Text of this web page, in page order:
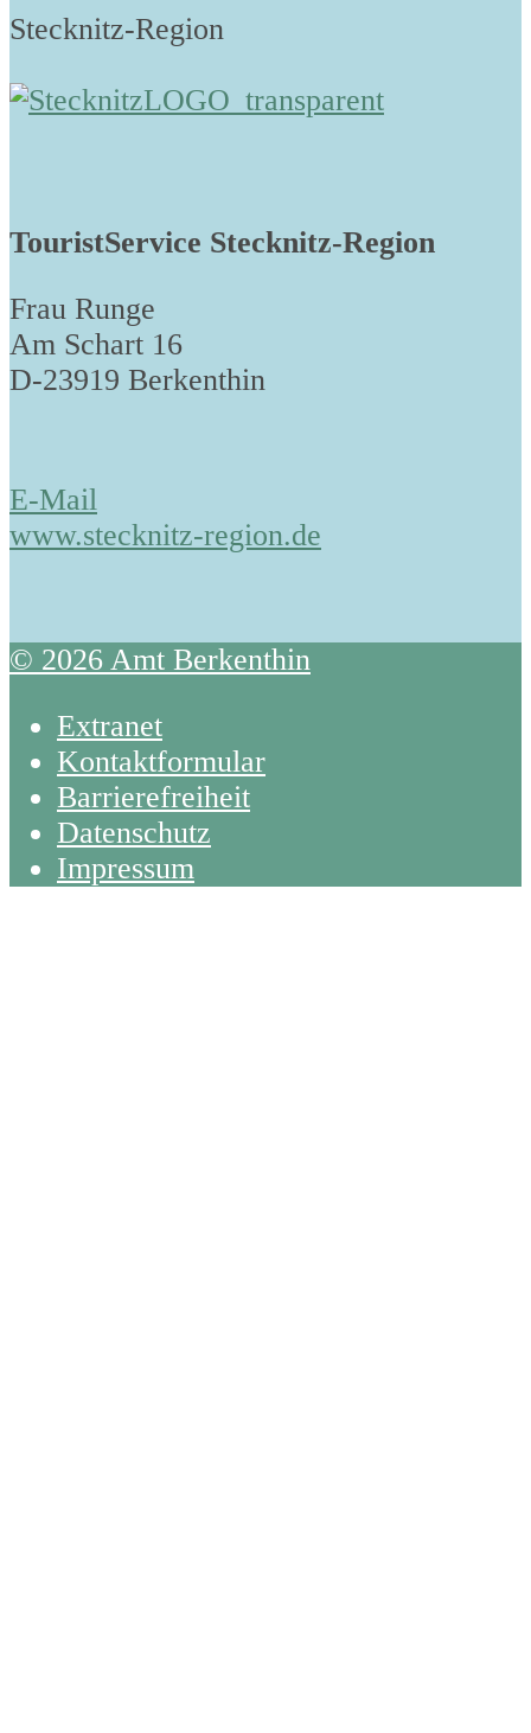
Stecknitz-Region
TouristService Stecknitz-Region
Frau Runge
Am Schart 16
D-23919 Berkenthin
E-Mail
www.stecknitz-region.de
© 2026 Amt Berkenthin
Extranet
Kontaktformular
Barrierefreiheit
Datenschutz
Impressum